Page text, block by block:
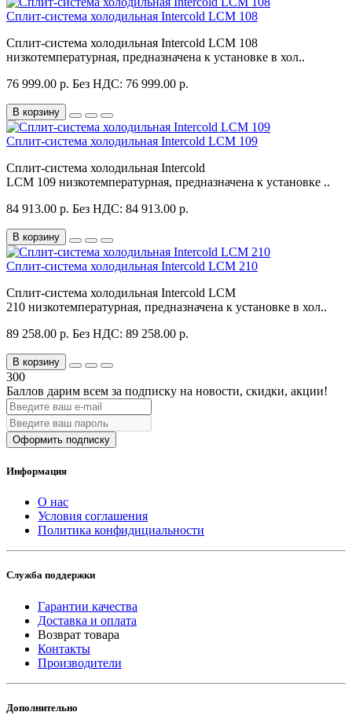
Сплит-система холодильная Intercold LCM 108
Сплит-система холодильная Intercold LCM 108
низкотемпературная, предназначена к установке в хол..
76 999.00 р. Без НДС: 76 999.00 р.
В корзину
Сплит-система холодильная Intercold LCM 109
Сплит-система холодильная Intercold
LCM 109 низкотемпературная, предназначена к установке ..
84 913.00 р. Без НДС: 84 913.00 р.
В корзину
Сплит-система холодильная Intercold LCM 210
Сплит-система холодильная Intercold LCM
210 низкотемпературная, предназначена к установке в хол..
89 258.00 р. Без НДС: 89 258.00 р.
В корзину
300
Баллов дарим всем за подписку на новости, скидки, акции!
Оформить подписку
Информация
О нас
Условия соглашения
Политика конфидициальности
Служба поддержки
Гарантии качества
Доставка и оплата
Возврат товара
Контакты
Производители
Дополнительно